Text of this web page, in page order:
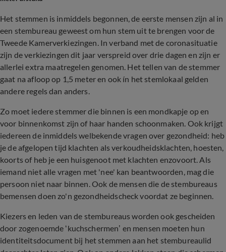
Het stemmen is inmiddels begonnen, de eerste mensen zijn al in
een stembureau geweest om hun stem uit te brengen voor de
Tweede Kamerverkiezingen. In verband met de coronasituatie
zijn de verkiezingen dit jaar verspreid over drie dagen en zijn er
allerlei extra maatregelen genomen. Het tellen van de stemmer
gaat na afloop op 1,5 meter en ook ín het stemlokaal gelden
andere regels dan anders.
Zo moet iedere stemmer die binnen is een mondkapje op en
voor binnenkomst zijn of haar handen schoonmaken. Ook krijgt
iedereen de inmiddels welbekende vragen over gezondheid: heb
je de afgelopen tijd klachten als verkoudheidsklachten, hoesten,
koorts of heb je een huisgenoot met klachten enzovoort. Als
iemand niet alle vragen met 'nee' kan beantwoorden, mag die
persoon niet naar binnen. Ook de mensen die de stembureaus
bemensen doen zo'n gezondheidscheck voordat ze beginnen.
Kiezers en leden van de stembureaus worden ook gescheiden
door zogenoemde ‘kuchschermen’ en mensen moeten hun
identiteitsdocument bij het stemmen aan het stembureaulid